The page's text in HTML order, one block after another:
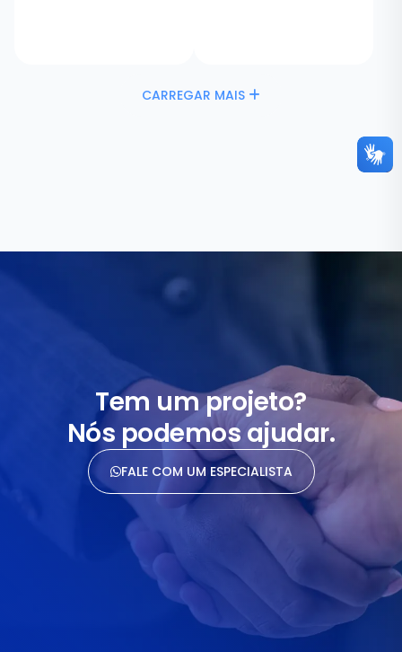
CARREGAR MAIS
Tem um projeto?
Nós podemos ajudar.
FALE COM UM ESPECIALISTA